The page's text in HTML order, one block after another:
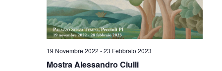
19 Novembre 2022 -23 Febbraio 2023
Mostra Alessandro Ciulli